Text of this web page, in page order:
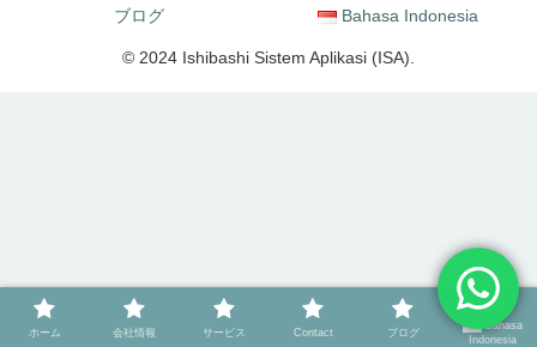
ブログ
Bahasa Indonesia
© 2024 Ishibashi Sistem Aplikasi (ISA).
ホーム 会社情報 サービス Contact ブログ
Bahasa
Indonesia